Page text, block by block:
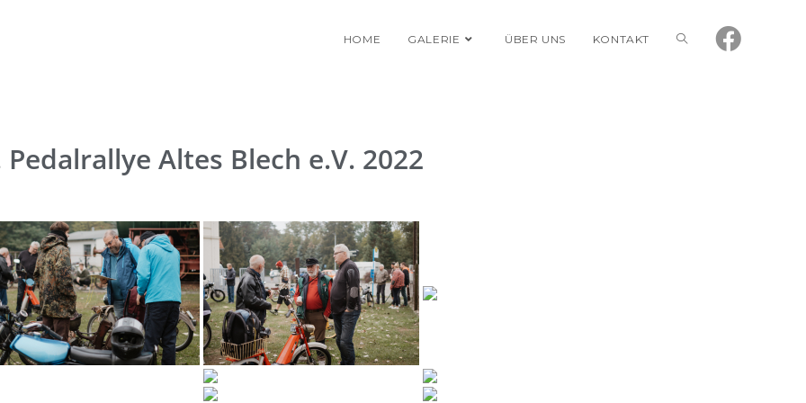
HOME GALERIE ÜBER UNS KONTAKT
Pedalrallye Altes Blech e.V. 2022